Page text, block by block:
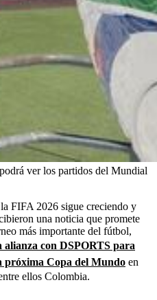
ver los partidos del Mundial
FIFA 2026 sigue creciendo y
una noticia que promete
más importante del fútbol,
con DSPORTS para
próxima Copa del Mundo en
ellos Colombia.